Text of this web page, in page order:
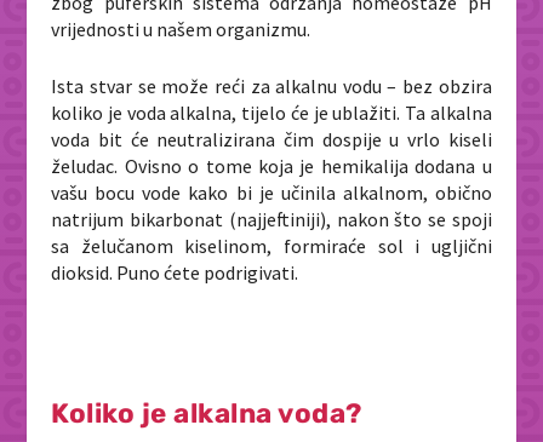
vrijednosti u našem organizmu.
Ista stvar se može reći za alkalnu vodu – bez obzira
koliko je voda alkalna, tijelo će je ublažiti. Ta alkalna
voda bit će neutralizirana čim dospije u vrlo kiseli
želudac. Ovisno o tome koja je hemikalija dodana u
vašu bocu vode kako bi je učinila alkalnom, obično
natrijum bikarbonat (najjeftiniji), nakon što se spoji
sa želučanom kiselinom, formiraće sol i ugljični
dioksid. Puno ćete podrigivati.
Koliko je alkalna voda?